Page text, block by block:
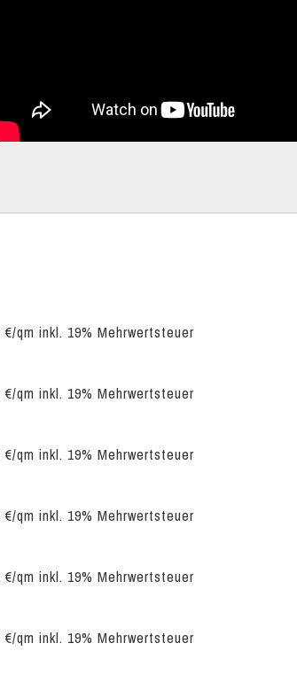
qm inkl. 19% Mehrwertsteuer
qm inkl. 19% Mehrwertsteuer
qm inkl. 19% Mehrwertsteuer
qm inkl. 19% Mehrwertsteuer
qm inkl. 19% Mehrwertsteuer
qm inkl. 19% Mehrwertsteuer